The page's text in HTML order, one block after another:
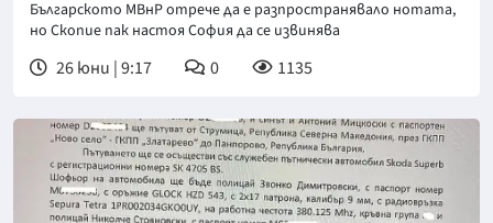
Българското МВнР отрече да е разпространявало нотата,
но Скопие пак настоя София да се извинява
26 юни | 9:17 0 1135